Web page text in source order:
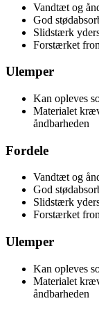
Vandtæt og
God
Slidstærk
Forstærket
Ulemper
Kan opleves
Materialet
åndbarheden
Fordele
Vandtæt og
God
Slidstærk
Forstærket
Ulemper
Kan opleves
Materialet
åndbarheden